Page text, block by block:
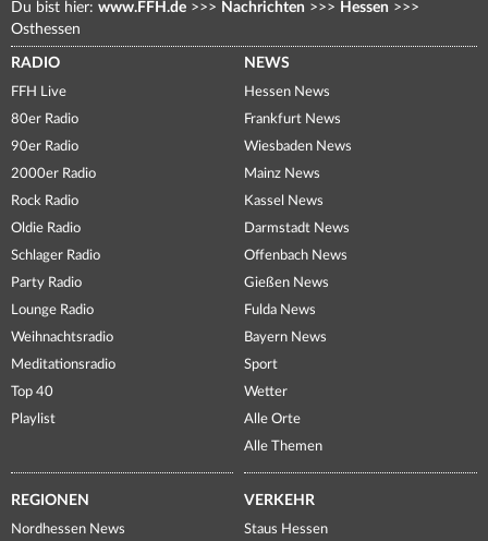
Du bist hier: www.FFH.de >>> Nachrichten >>> Hessen >>>
Osthessen
RADIO
FFH Live
80er Radio
90er Radio
2000er Radio
Rock Radio
Oldie Radio
Schlager Radio
Party Radio
Lounge Radio
Weihnachtsradio
Meditationsradio
Top 40
Playlist
NEWS
Hessen News
Frankfurt News
Wiesbaden News
Mainz News
Kassel News
Darmstadt News
Offenbach News
Gießen News
Fulda News
Bayern News
Sport
Wetter
Alle Orte
Alle Themen
REGIONEN
Nordhessen News
VERKEHR
Staus Hessen